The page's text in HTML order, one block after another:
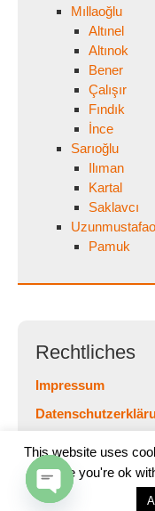
Mıllaoğlu
Altınel
Altınok
Bener
Çalışır
Fındık
İnce
Sarıoğlu
Ilıman
Kartal
Saklavcı
Pamuk
Rechtliches
Impressum
Copyright
This website uses
assume you're ok